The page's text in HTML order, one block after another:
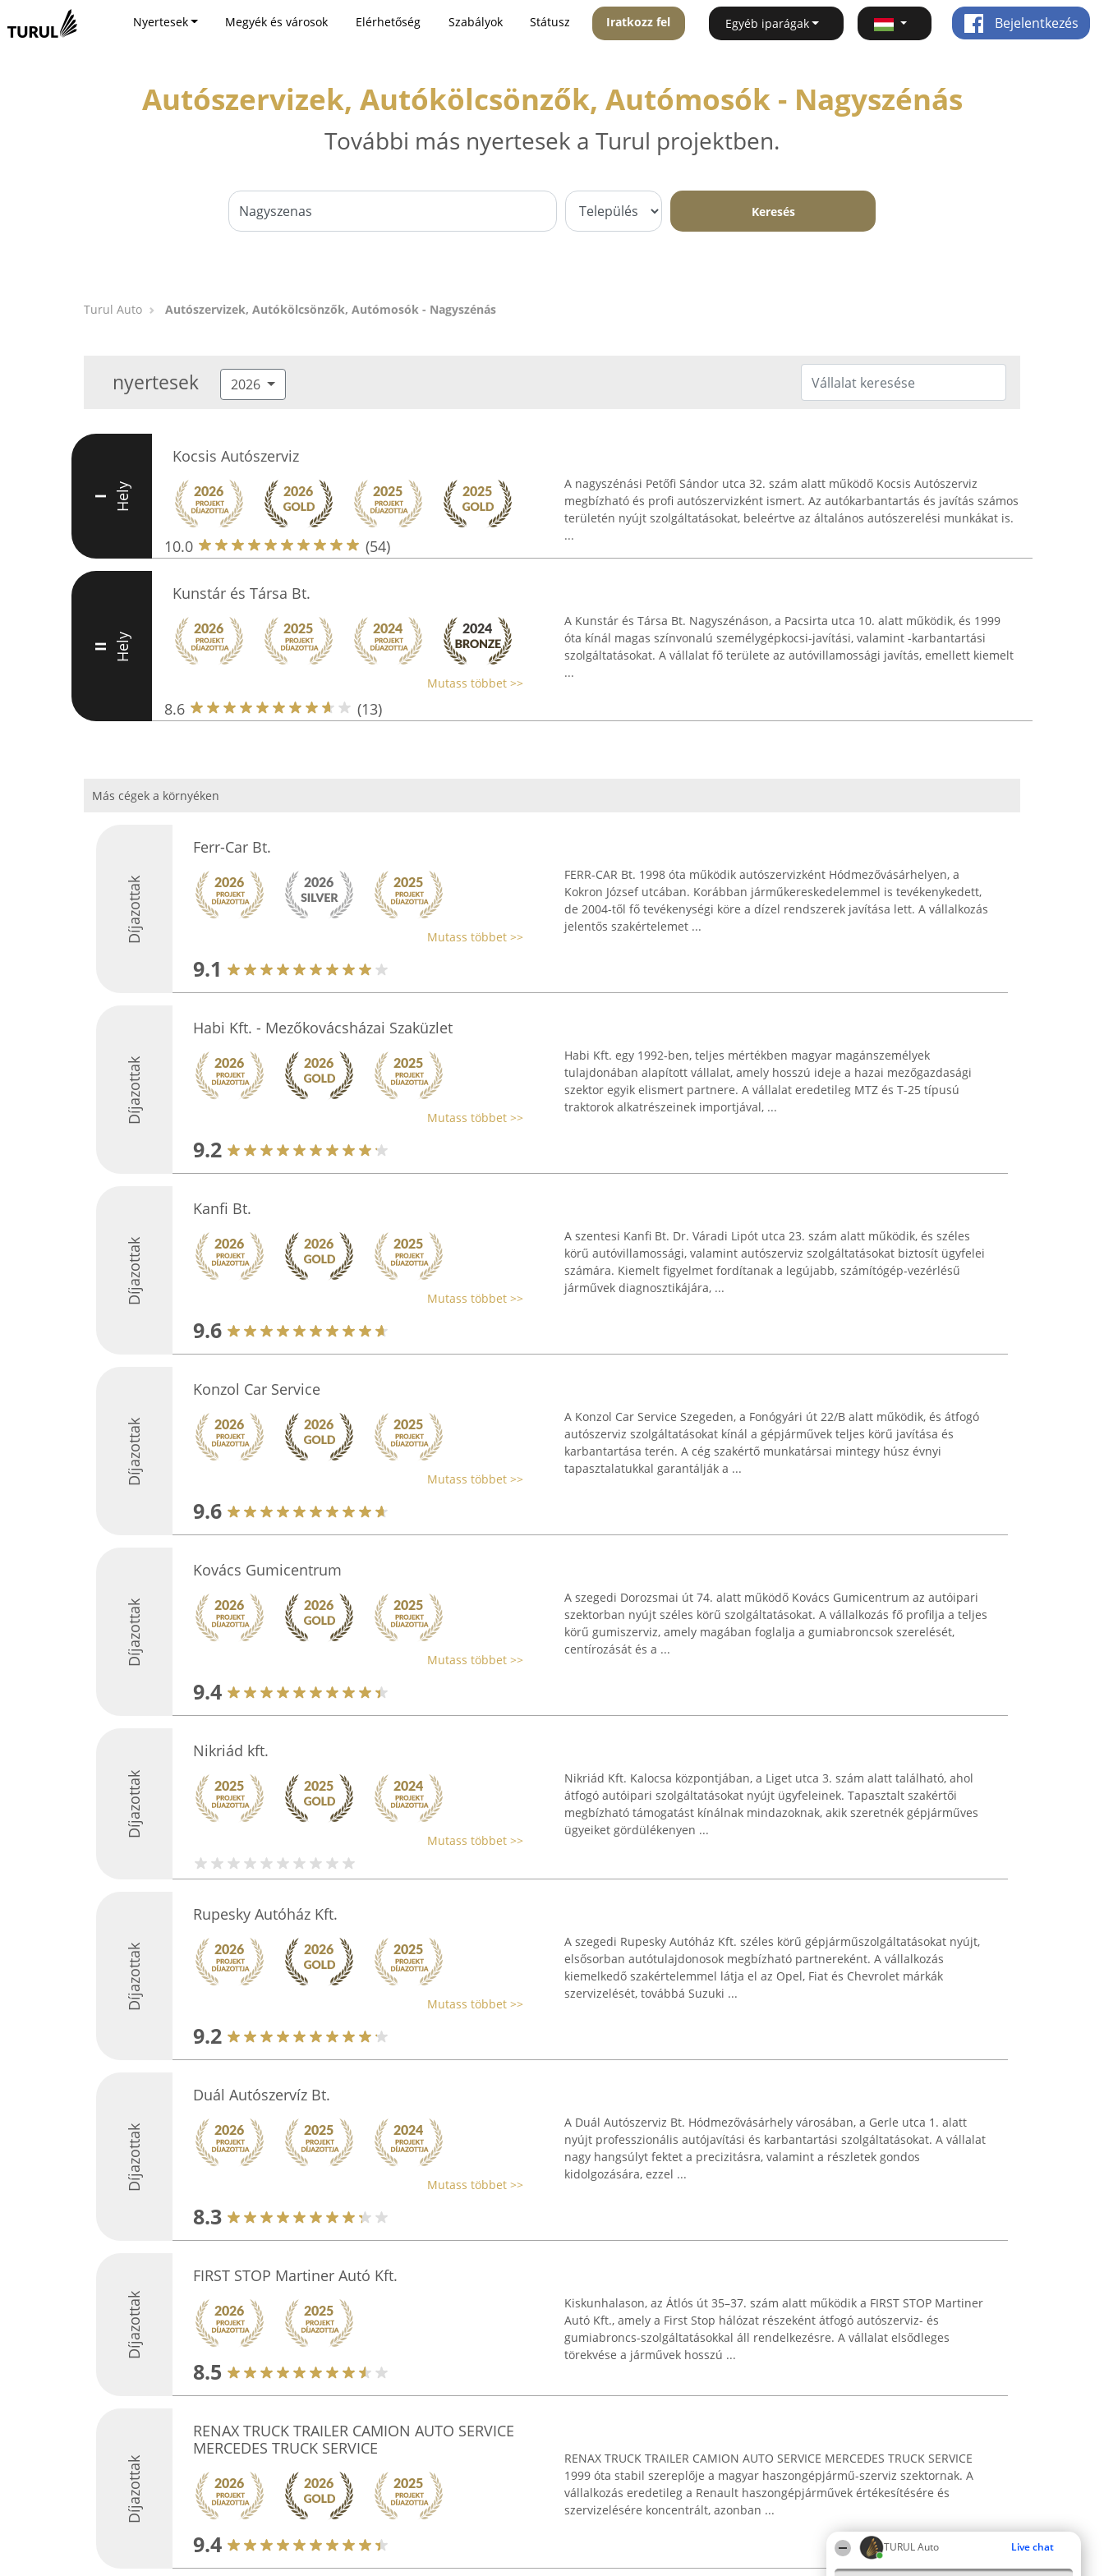
TURUL Auto Live chat
Nyertesek Megyék és városok Elérhetőség Szabályok Státusz Iratkozz fel Egyéb iparágak Bejelentkezés
Autószervizek, Autókölcsönzők, Autómosók - Nagyszénás
További más nyertesek a Turul projektben.
Keresés
Turul Auto Autószervizek, Autókölcsönzők, Autómosók - Nagyszénás
nyertesek 2026
I Hely
Kocsis Autószerviz
10.0 (54)
A nagyszénási Petőfi Sándor utca 32. szám alatt működő Kocsis Autószerviz
megbízható és profi autószervizként ismert. Az autókarbantartás és javítás számos
területén nyújt szolgáltatásokat, beleértve az általános autószerelési munkákat is.
...
II Hely
Kunstár és Társa Bt.
Mutass többet >>
8.6 (13)
A Kunstár és Társa Bt. Nagyszénáson, a Pacsirta utca 10. alatt működik, és 1999
óta kínál magas színvonalú személygépkocsi-javítási, valamint -karbantartási
szolgáltatásokat. A vállalat fő területe az autóvillamossági javítás, emellett kiemelt
...
Más cégek a környéken
Díjazottak
Ferr-Car Bt.
Mutass többet >>
9.1
FERR-CAR Bt. 1998 óta működik autószervizként Hódmezővásárhelyen, a
Kokron József utcában. Korábban járműkereskedelemmel is tevékenykedett,
de 2004-től fő tevékenységi köre a dízel rendszerek javítása lett. A vállalkozás
jelentős szakértelemet ...
Díjazottak
Habi Kft. - Mezőkovácsházai Szaküzlet
Mutass többet >>
9.2
Habi Kft. egy 1992-ben, teljes mértékben magyar magánszemélyek
tulajdonában alapított vállalat, amely hosszú ideje a hazai mezőgazdasági
szektor egyik elismert partnere. A vállalat eredetileg MTZ és T-25 típusú
traktorok alkatrészeinek importjával, ...
Díjazottak
Kanfi Bt.
Mutass többet >>
9.6
A szentesi Kanfi Bt. Dr. Váradi Lipót utca 23. szám alatt működik, és széles
körű autóvillamossági, valamint autószerviz szolgáltatásokat biztosít ügyfelei
számára. Kiemelt figyelmet fordítanak a legújabb, számítógép-vezérlésű
járművek diagnosztikájára, ...
Díjazottak
Konzol Car Service
Mutass többet >>
9.6
A Konzol Car Service Szegeden, a Fonógyári út 22/B alatt működik, és átfogó
autószerviz szolgáltatásokat kínál a gépjárművek teljes körű javítása és
karbantartása terén. A cég szakértő munkatársai mintegy húsz évnyi
tapasztalatukkal garantálják a ...
Díjazottak
Kovács Gumicentrum
Mutass többet >>
9.4
A szegedi Dorozsmai út 74. alatt működő Kovács Gumicentrum az autóipari
szektorban nyújt széles körű szolgáltatásokat. A vállalkozás fő profilja a teljes
körű gumiszerviz, amely magában foglalja a gumiabroncsok szerelését,
centírozását és a ...
Díjazottak
Nikriád kft.
Mutass többet >>
Nikriád Kft. Kalocsa központjában, a Liget utca 3. szám alatt található, ahol
átfogó autóipari szolgáltatásokat nyújt ügyfeleinek. Tapasztalt szakértői
megbízható támogatást kínálnak mindazoknak, akik szeretnék gépjárműves
ügyeiket gördülékenyen ...
Díjazottak
Rupesky Autóház Kft.
Mutass többet >>
9.2
A szegedi Rupesky Autóház Kft. széles körű gépjárműszolgáltatásokat nyújt,
elsősorban autótulajdonosok megbízható partnereként. A vállalkozás
kiemelkedő szakértelemmel látja el az Opel, Fiat és Chevrolet márkák
szervizelését, továbbá Suzuki ...
Díjazottak
Duál Autószervíz Bt.
Mutass többet >>
8.3
A Duál Autószerviz Bt. Hódmezővásárhely városában, a Gerle utca 1. alatt
nyújt professzionális autójavítási és karbantartási szolgáltatásokat. A vállalat
nagy hangsúlyt fektet a precizitásra, valamint a részletek gondos
kidolgozására, ezzel ...
Díjazottak
FIRST STOP Martiner Autó Kft.
8.5
Kiskunhalason, az Átlós út 35–37. szám alatt működik a FIRST STOP Martiner
Autó Kft., amely a First Stop hálózat részeként átfogó autószerviz- és
gumiabroncs-szolgáltatásokkal áll rendelkezésre. A vállalat elsődleges
törekvése a járművek hosszú ...
Díjazottak
RENAX TRUCK TRAILER CAMION AUTO SERVICE
MERCEDES TRUCK SERVICE
9.4
RENAX TRUCK TRAILER CAMION AUTO SERVICE MERCEDES TRUCK SERVICE
1999 óta stabil szereplője a magyar haszongépjármű-szerviz szektornak. A
vállalkozás eredetileg a Renault haszongépjárművek értékesítésére és
szervizelésére koncentrált, azonban ...